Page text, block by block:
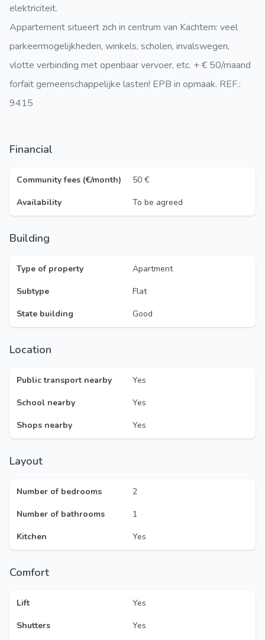
elektriciteit.
Appartement situeert zich in centrum van Kachtem: veel
parkeermogelijkheden, winkels, scholen, invalswegen,
vlotte verbinding met openbaar vervoer, etc. + € 50/maand
forfait gemeenschappelijke lasten! EPB in opmaak. REF.:
9415
Financial
Community fees (€/month)
50 €
Availability
To be agreed
Building
Type of property
Apartment
Subtype
Flat
State building
Good
Location
Public transport nearby
Yes
School nearby
Yes
Shops nearby
Yes
Layout
Number of bedrooms
2
Number of bathrooms
1
Kitchen
Yes
Comfort
Lift
Yes
Shutters
Yes